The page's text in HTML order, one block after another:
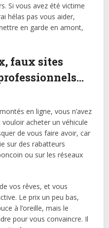
Si vous avez été victime
hélas pas vous aider,
en garde en amont,
faux sites
en ligne, vous n’avez
acheter un véhicule
de vous faire avoir, car
sur des rabatteurs
ou sur les réseaux
vos rêves, et vous
Le prix un peu bas,
à l’oreille, mais le
pour vous convaincre. Il